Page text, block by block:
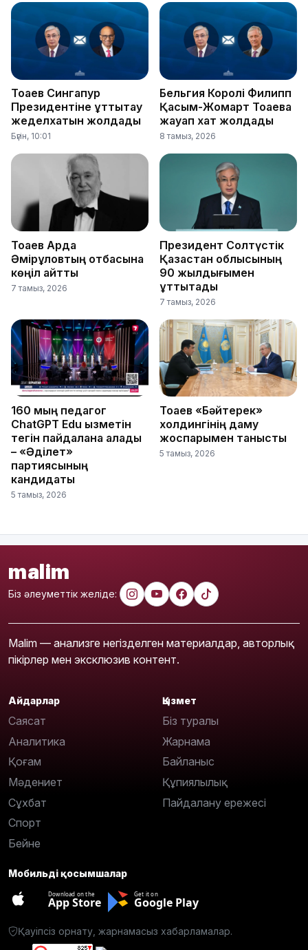
Тоқаев Сингапур
Президентіне құттықтау
жеделхатын жолдады
Бүгін, 10:01
Бельгия Королі Филипп
Қасым-Жомарт Тоқаевқа
жауап хат жолдады
8 тамыз, 2026
Тоқаев Ардақ
Әмірқұловтың отбасына
көңіл айтты
7 тамыз, 2026
Президент Солтүстік
Қазақстан облысының
90 жылдығымен
құттықтады
7 тамыз, 2026
160 мың педагог
ChatGPT Edu қызметін
тегін пайдалана алады
– «Әділет»
партиясының
кандидаты
5 тамыз, 2026
Тоқаев «Бәйтерек»
холдингінің даму
жоспарымен танысты
5 тамыз, 2026
malim
Біз әлеуметтік желіде:
Malim — анализге негізделген материалдар, авторлық
пікірлер мен эксклюзив контент.
Айдарлар
Саясат
Аналитика
Қоғам
Мәдениет
Сұхбат
Спорт
Бейне
Қызмет
Біз туралы
Жарнама
Байланыс
Құпиялылық
Пайдалану ережесі
Мобильді қосымшалар
Download on the
App Store
Get it on
Google Play
Қауіпсіз орнату, жарнамасыз хабарламалар.